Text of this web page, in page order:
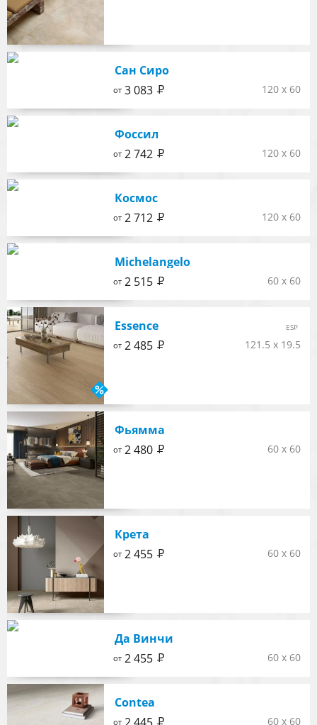
Сан Сиро
120 x 60
от3 083 Р
Фоссил
120 x 60
от2 742 Р
Космос
120 x 60
от2 712 Р
Michelangelo
60 x 60
от2 515 Р
Essence
121.5 x 19.5
ESP
от2 485 Р
Фьямма
60 x 60
от2 480 Р
Крета
60 x 60
от2 455 Р
Да Винчи
60 x 60
от2 455 Р
Contea
60 x 60
от Р